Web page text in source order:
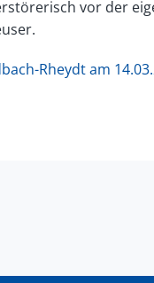
vor der
Rheydt am